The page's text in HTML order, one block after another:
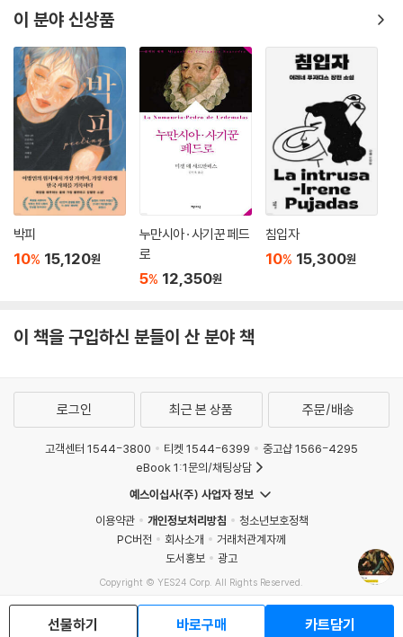
록된 역자 박철 교수의 작품 해설은 개별 소설들이 지닌 상징과 당대 사회
적 배경을 입체적으로 분석하여 독자들이 세르반테스의 광활한 문학 세계
를 한눈에 파악할 수 있도록 돕는다. 또한 에스파냐 왕립한림원 소장 1783
년 고본판의 삽화 열두 점이 함께 수록되었다. 400년의 시간을 견디고 살
아남은 이 모범적인 이야기들은 오늘날의 독자들에게도 여전히 유효한 인
간 존재에 대한 질문과 변치 않는 즐거움을 선사할 것이다.
이 분야 신상품
박피
10% 15,120원
누만시아 · 사기꾼 페드
로
5% 12,350원
침입자
10% 15,300원
이 책을 구입하신 분들이 산 분야 책
선물하기 바로구매 카트담기
로그인 최근 본 상품 주문/배송
고객센터 1544-3800 티켓 1544-6399
중고샵 1566-4295
eBook 1:1문의/채팅상담
예스이십사(주) 사업자 정보
이용약관
개인정보처리방침
청소년보호정책
PC버전
회사소개
거래처관계자께
도서홍보
광고
Copyright © YES24 Corp. All Rights Reserved.